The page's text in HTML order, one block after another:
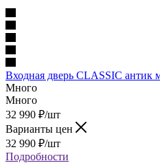
Входная дверь CLASSIC антик
Много
Много
32 990 ₽/шт
Варианты цен
32 990 ₽/шт
Подробности